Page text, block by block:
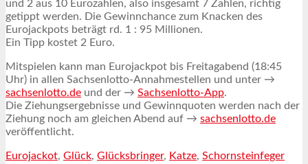
und 2 aus 10 Eurozahlen, also insgesamt 7 Zahlen, richtig
getippt werden. Die Gewinnchance zum Knacken des
Eurojackpots beträgt rd. 1 : 95 Millionen.
Ein Tipp kostet 2 Euro.
Mitspielen kann man Eurojackpot bis Freitagabend (18:45
Uhr) in allen Sachsenlotto-Annahmestellen und unter →
sachsenlotto.de und der → Sachsenlotto-App.
Die Ziehungsergebnisse und Gewinnquoten werden nach der
Ziehung noch am gleichen Abend auf → sachsenlotto.de
veröffentlicht.
Eurojackot, Glück, Glücksbringer, Katze, Schornsteinfeger